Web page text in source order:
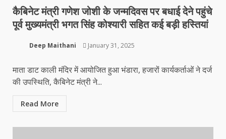
कैबिनेट मंत्री गणेश जोशी के जन्मदिवस पर बधाई देने पहुंचे
पूर्व मुख्यमंत्री भगत सिंह कोश्यारी सहित कई बड़ी हस्तियां
Deep Maithani January 31, 2025
माता डाट काली मंदिर में आयोजित हुआ भंडारा, हजारों कार्यकर्ताओं ने दर्ज
की उपस्थिति, कैबिनेट मंत्री ने...
Read More